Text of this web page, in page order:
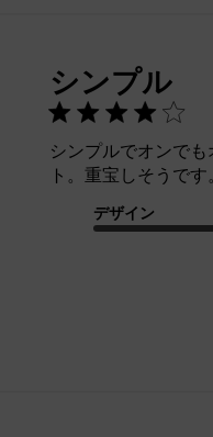
シンプル
シンプルでオンで
ト。重宝しそうです
デザイン